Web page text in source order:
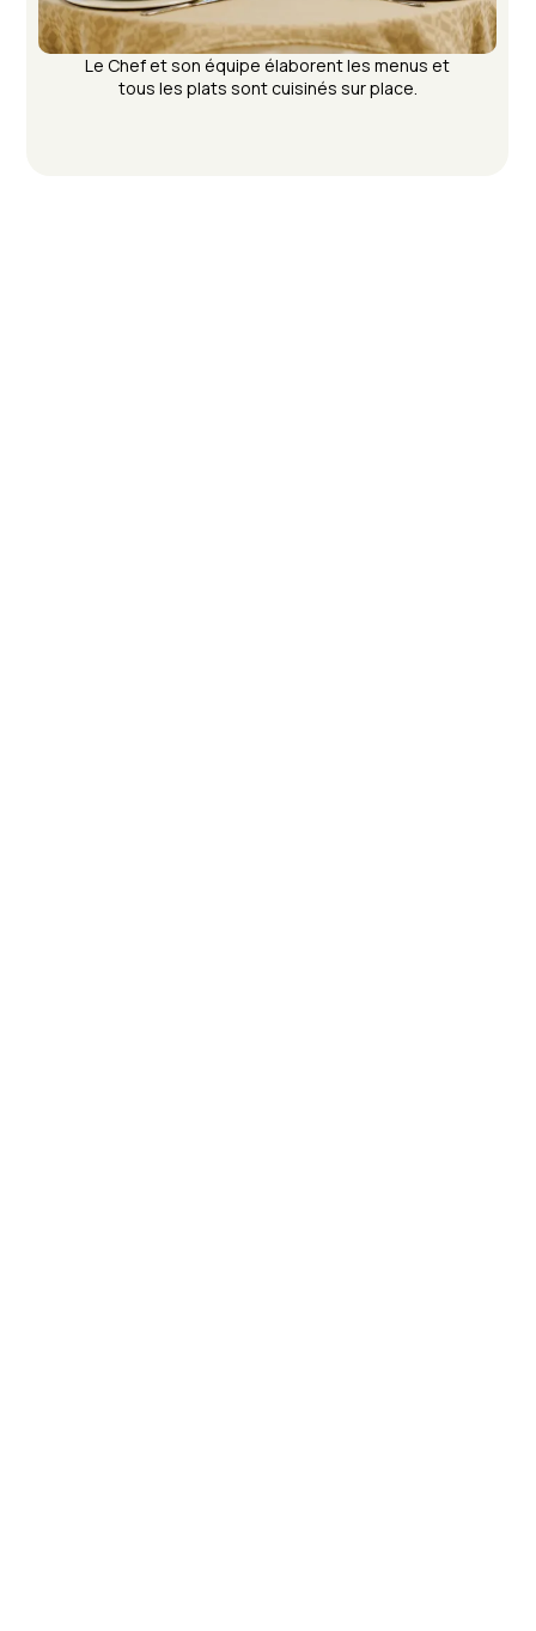
Le Chef et son équipe élaborent les menus et
tous les plats sont cuisinés sur place.